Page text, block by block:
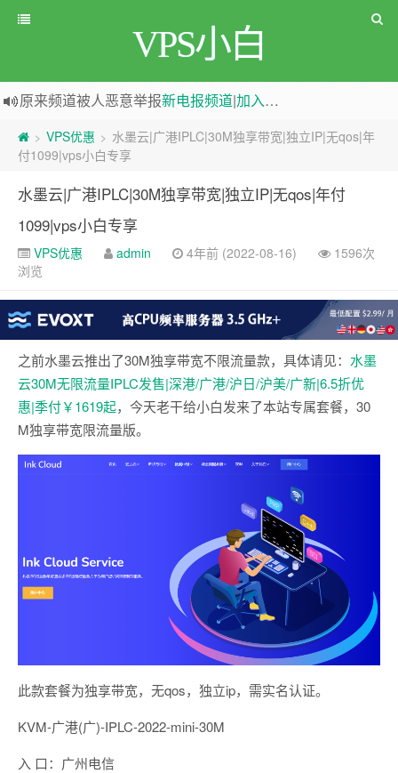
VPS小白
原来频道被人恶意举报新电报频道|加入电报群
greenwebpage|香港|日本|新加坡|美国等多地vps测评|移动直连|1Gbps带宽|年付€29
> VPS优惠 > 水墨云|广港IPLC|30M独享带宽|独立IP|无qos|年
付1099|vps小白专享
水墨云|广港IPLC|30M独享带宽|独立IP|无qos|年付
1099|vps小白专享
VPS优惠 admin 4年前 (2022-08-16)
1596次
浏览
之前水墨云推出了30M独享带宽不限流量款，具体请见： 水墨
云30M无限流量IPLC发售|深港/广港/沪日/沪美/广新|6.5折优
惠|季付￥1619起，今天老干给小白发来了本站专属套餐，30
M独享带宽限流量版。
此款套餐为独享带宽，无qos，独立ip，需实名认证。
KVM-广港(广)-IPLC-2022-mini-30M
入 口：广州电信